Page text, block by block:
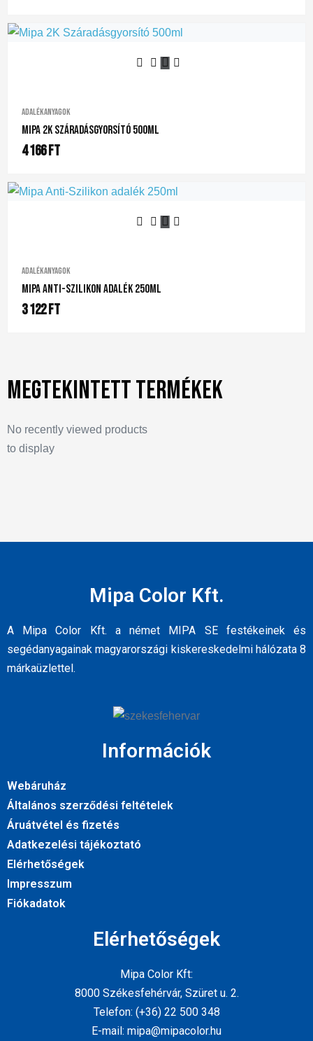
Adalékanyagok
Mipa 2K Száradásgyorsító 500ml
4 166Ft
Adalékanyagok
Mipa Anti-Szilikon Adalék 250ml
3 122Ft
Megtekintett termékek
No recently viewed products
to display
Mipa Color Kft.
A Mipa Color Kft. a német MIPA SE festékeinek és
segédanyagainak magyarországi kiskereskedelmi hálózata 8
márkaüzlettel.
Információk
Webáruház
Általános szerződési feltételek
Áruátvétel és fizetés
Adatkezelési tájékoztató
Elérhetőségek
Impresszum
Fiókadatok
Elérhetőségek
Mipa Color Kft:
8000 Székesfehérvár, Szüret u. 2.
Telefon: (+36) 22 500 348
E-mail: mipa@mipacolor.hu